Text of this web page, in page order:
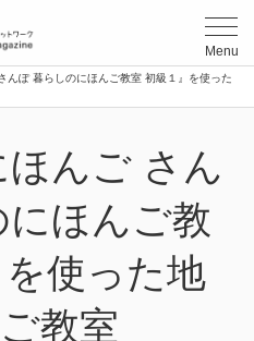
Menu
んぽ 暮らしのにほんご教室 初級１』を使った
ほんご さん
ほんご教
使った地
教室